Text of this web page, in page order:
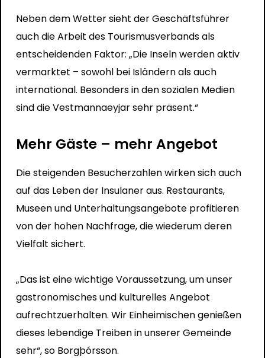
Neben dem Wetter sieht der Geschäftsführer
auch die Arbeit des Tourismusverbands als
entscheidenden Faktor: „Die Inseln werden aktiv
vermarktet – sowohl bei Isländern als auch
international. Besonders in den sozialen Medien
sind die Vestmannaeyjar sehr präsent.“
Mehr Gäste – mehr Angebot
Die steigenden Besucherzahlen wirken sich auch
auf das Leben der Insulaner aus. Restaurants,
Museen und Unterhaltungsangebote profitieren
von der hohen Nachfrage, die wiederum deren
Vielfalt sichert.
„Das ist eine wichtige Voraussetzung, um unser
gastronomisches und kulturelles Angebot
aufrechtzuerhalten. Wir Einheimischen genießen
dieses lebendige Treiben in unserer Gemeinde
sehr“, so Borgþórsson.